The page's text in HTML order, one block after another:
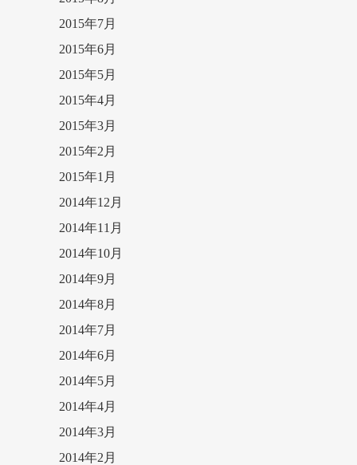
2015年7月
2015年6月
2015年5月
2015年4月
2015年3月
2015年2月
2015年1月
2014年12月
2014年11月
2014年10月
2014年9月
2014年8月
2014年7月
2014年6月
2014年5月
2014年4月
2014年3月
2014年2月